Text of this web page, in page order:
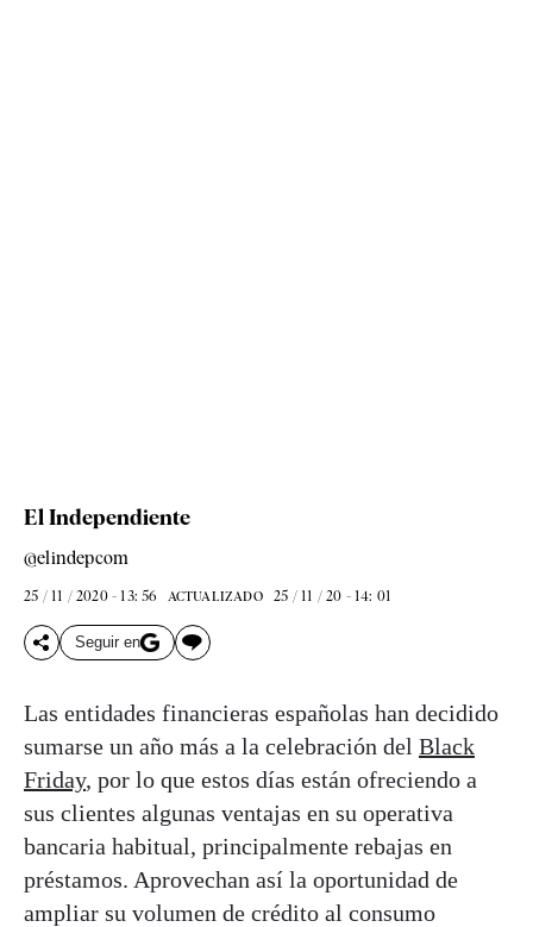
El Independiente
@elindepcom
25 / 11 / 2020 - 13: 56 ACTUALIZADO 25 / 11 / 20 - 14: 01
Seguir en
Las entidades financieras españolas han decidido
sumarse un año más a la celebración del Black
Friday, por lo que estos días están ofreciendo a
sus clientes algunas ventajas en su operativa
bancaria habitual, principalmente rebajas en
préstamos. Aprovechan así la oportunidad de
ampliar su volumen de crédito al consumo